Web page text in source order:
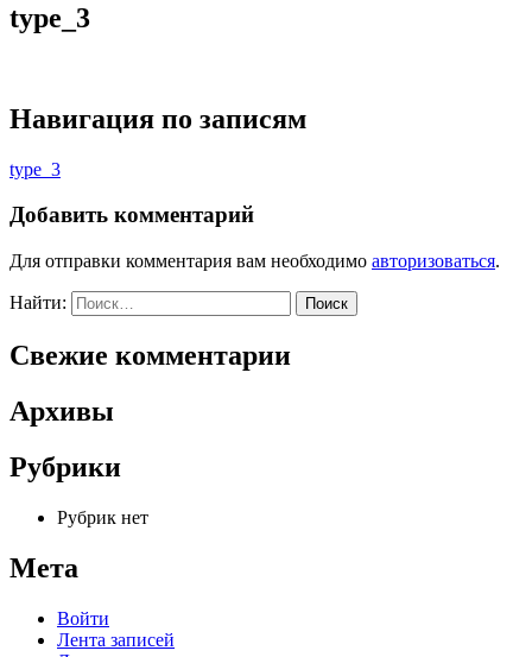
type_3
Навигация по записям
type_3
Добавить комментарий
Для отправки комментария вам необходимо авторизоваться.
Найти:
Свежие комментарии
Архивы
Рубрики
Рубрик нет
Мета
Войти
Лента записей